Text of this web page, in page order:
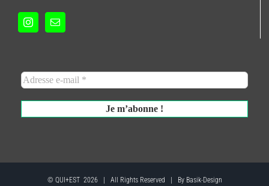
© QUI+EST 2026 | All Rights Reserved | By Basik-Design